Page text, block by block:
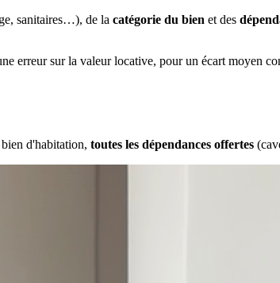
sanitaires…), de la catégorie du bien et des
erreur sur la valeur locative, pour un écart moyen
d'habitation, toutes les dépendances offertes